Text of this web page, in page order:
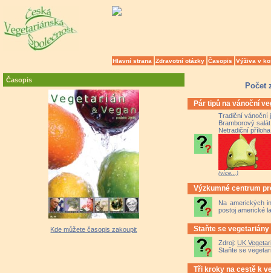
Hlavní strana Zdravotní otázky Časopis Výživa v
Časopis
Kde můžete časopis zakoupit
Počet
Pár tipů na vánoční
Tradiční vánoční
Bramborový
Netradiční
(více...)
Výzkumné centrum
Na amerických
postoj americké
Staňte se
Zdroj: UK
Staňte se
Tři kroky na cestě k